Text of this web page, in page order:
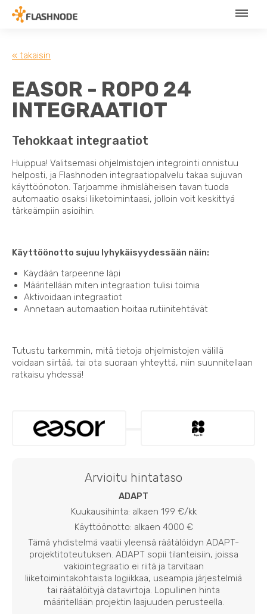
« takaisin
EASOR - ROPO 24
INTEGRAATIOT
Tehokkaat integraatiot
Huippua! Valitsemasi ohjelmistojen integrointi onnistuu
helposti, ja Flashnoden integraatiopalvelu takaa sujuvan
käyttöönoton. Tarjoamme ihmisläheisen tavan tuoda
automaatio osaksi liiketoimintaasi, jolloin voit keskittyä
tärkeämpiin asioihin.
Käyttöönotto sujuu lyhykäisyydessään näin:
Käydään tarpeenne läpi
Määritellään miten integraation tulisi toimia
Aktivoidaan integraatiot
Annetaan automaation hoitaa rutiinitehtävät
Tutustu tarkemmin, mitä tietoja ohjelmistojen välillä
voidaan siirtää, tai ota suoraan yhteyttä, niin suunnitellaan
ratkaisu yhdessä!
Arvioitu hintataso
ADAPT
Kuukausihinta: alkaen 199 €/kk
Käyttöönotto: alkaen 4000 €
Tämä yhdistelmä vaatii yleensä räätälöidyn ADAPT-
projektitoteutuksen. ADAPT sopii tilanteisiin, joissa
vakiointegraatio ei riitä ja tarvitaan
liiketoimintakohtaista logiikkaa, useampia järjestelmiä
tai räätälöityjä datavirtoja. Lopullinen hinta
määritellään projektin laajuuden perusteella.